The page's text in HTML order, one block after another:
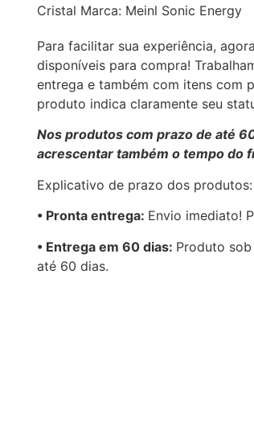
Cristal Marca: Meinl Sonic Energy
Para facilitar sua experiência,
disponíveis para compra!
entrega e também com itens com
produto indica claramente seu
Nos produtos com prazo de até
acrescentar também o tempo do
Explicativo de prazo dos produtos:
•⁠ ⁠Pronta entrega: Envio imediato!
•⁠ Entrega em 60 dias: Produto
até 60 dias.